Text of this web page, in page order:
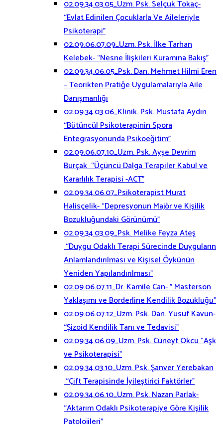
02.09.34.03.05_Uzm. Psk. Selçuk Tokaç-
“Evlat Edinilen Çocuklarla Ve Aileleriyle
Psikoterapi”
02.09.06.07.09_Uzm. Psk. İlke Tarhan
Kelebek- “Nesne İlişkileri Kuramına Bakış”
02.09.34.06.05_Psk. Dan. Mehmet Hilmi Eren
– Teorikten Pratiğe Uygulamalarıyla Aile
Danışmanlığı
02.09.34.03.06_Klinik. Psk. Mustafa Aydın
“Bütüncül Psikoterapinin Spora
Entegrasyonunda Psikoeğitim”
02.09.06.07.10_Uzm. Psk. Ayşe Devrim
Burçak “Üçüncü Dalga Terapiler Kabul ve
Kararlılık Terapisi -ACT”
02.09.34.06.07_Psikoterapist Murat
Halisçelik- “Depresyonun Majör ve Kişilik
Bozukluğundaki Görünümü”
02.09.34.03.09_Psk. Melike Feyza Ateş
“Duygu Odaklı Terapi Sürecinde Duyguların
Anlamlandırılması ve Kişisel Öykünün
Yeniden Yapılandırılması”
02.09.06.07.11_Dr. Kamile Can- ” Masterson
Yaklaşımı ve Borderline Kendilik Bozukluğu”
02.09.06.07.12_Uzm. Psk. Dan. Yusuf Kavun-
“Şizoid Kendilik Tanı ve Tedavisi”
02.09.34.06.09_Uzm. Psk. Cüneyt Okcu “Aşk
ve Psikoterapisi”
02.09.34.03.10_Uzm. Psk. Şanver Yerebakan
“Çift Terapisinde İyileştirici Faktörler”
02.09.34.06.10_Uzm. Psk. Nazan Parlak-
“Aktarım Odaklı Psikoterapiye Göre Kişilik